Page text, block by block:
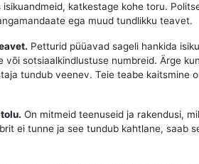
katkestage kohe toru.
ega muud tundlikku teavet.
Petturid püüavad sageli hankida
või sotsiaalkindlustuse numbreid. Ärge
tundub veenev. Teie teabe kaitsmine
On mitmeid teenuseid ja rakendusi,
ei tunne ja see tundub kahtlane, saab